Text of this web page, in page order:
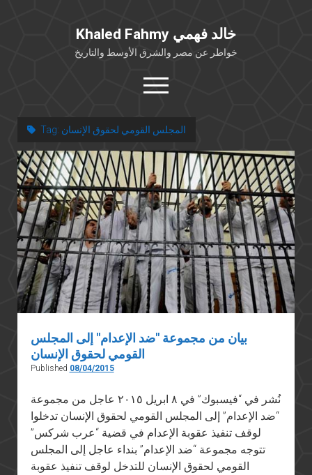
Khaled Fahmy خالد فهمي
خواطر عن مصر والشرق الأوسط والتاريخ
open
menu
twitter facebook
خلفية شخصية
كتابات أكاديمية
مقالات صحافية
بوستات من فيسبوك
مقابلات في الإعلام
Languages
Tag: المجلس القومي لحقوق الإنسان
بيان من مجموعة "ضد الإعدام" إلى المجلس
القومي لحقوق الإنسان
Published 08/04/2015
نُشر في “فيسبوك” في ٨ ابريل ٢٠١٥ عاجل من مجموعة
“ضد الإعدام” إلى المجلس القومي لحقوق الإنسان تدخلوا
لوقف تنفيذ عقوبة الإعدام في قضية “عرب شركس”
تتوجه مجموعة “ضد الإعدام” بنداء عاجل إلى المجلس
القومي لحقوق الإنسان للتدخل لوقف تنفيذ عقوبة